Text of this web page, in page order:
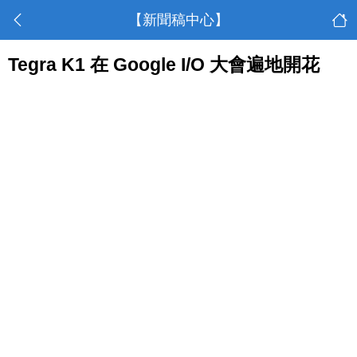
【新聞稿中心】
Tegra K1 在 Google I/O 大會遍地開花